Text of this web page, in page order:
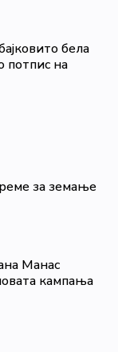
бела
потпис на
за земање
Манас
кампања